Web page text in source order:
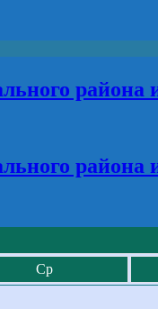
Ср